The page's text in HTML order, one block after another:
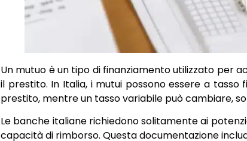
Un mutuo è un tipo di finanziamento utilizzato per
il prestito. In Italia, i mutui possono essere a
prestito, mentre un tasso variabile può cambiare,
Le banche italiane richiedono solitamente ai
capacità di rimborso. Questa documentazione